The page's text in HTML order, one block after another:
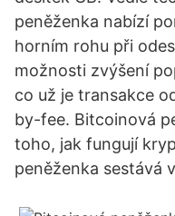
peněženka nabízí
horním rohu při
možnosti zvýšení
co už je transakce
by-fee. Bitcoinová
toho, jak fungují
peněženka sestává